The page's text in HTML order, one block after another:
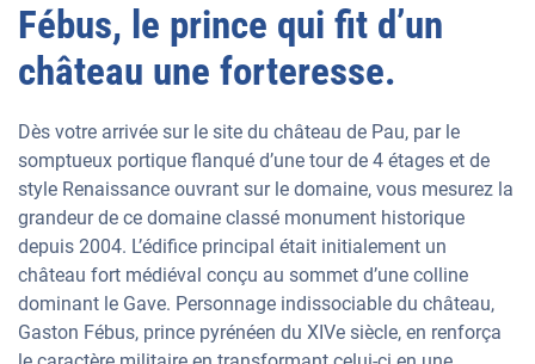
Fébus, le prince qui fit d’un
château une forteresse.
Dès votre arrivée sur le site du château de Pau, par le
somptueux portique flanqué d’une tour de 4 étages et de
style Renaissance ouvrant sur le domaine, vous mesurez la
grandeur de ce domaine classé monument historique
depuis 2004. L’édifice principal était initialement un
château fort médiéval conçu au sommet d’une colline
dominant le Gave. Personnage indissociable du château,
Gaston Fébus, prince pyrénéen du XIVe siècle, en renforça